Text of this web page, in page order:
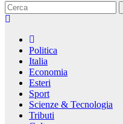
Politica
Italia
Economia
Esteri
Sport
Scienze & Tecnologia
Tributi